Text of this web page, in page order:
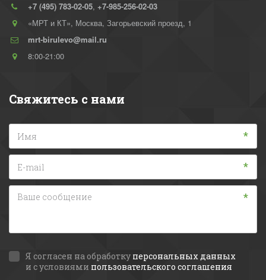
+7 (495) 783-02-05, +7-985-256-02-03
«МРТ и КТ», Москва, Загорьевский проезд, 1
mrt-birulevo@mail.ru
8:00-21:00
Свяжитесь с нами
*
*
*
Я согласен на обработку персональных данных
и с условиями пользовательского соглашения